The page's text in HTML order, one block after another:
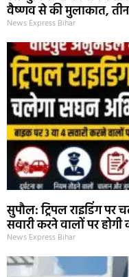
वैष्णव से की मुलाकात,
News Express Bihar
सुपौल: ट्रिपल राइडिंग पर
सवारी करने वालों पर होगी
News Express Bihar